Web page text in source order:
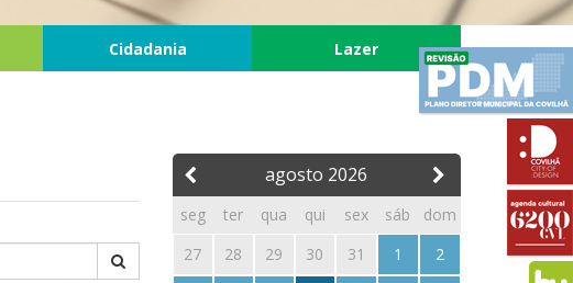
Cidadania Lazer
agosto 2026
seg ter qua qui sex sáb
dom
27
28 29 30 31 1
2